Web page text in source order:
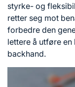
styrke- og
retter seg mot
forbedre den
lettere å utføre
backhand.